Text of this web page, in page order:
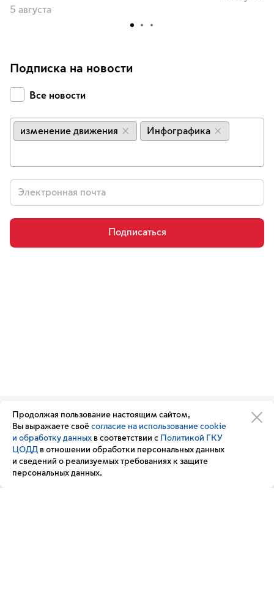
5 августа
Подписка на новости
Все новости
изменение движения Инфографика
Подписаться
Организации транспортного
комплекса
Транспортный комплекс
России
Новости
Обратная связь
Подписка
на новости
Вакансии
Продолжая пользование настоящим сайтом,
Вы выражаете своё согласие на использование cookie
и обработку данных в соответствии с Политикой ГКУ
ЦОДД в отношении обработки персональных данных
и сведений о реализуемых требованиях к защите
персональных данных.